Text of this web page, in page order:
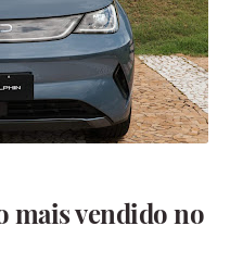
mais vendido no